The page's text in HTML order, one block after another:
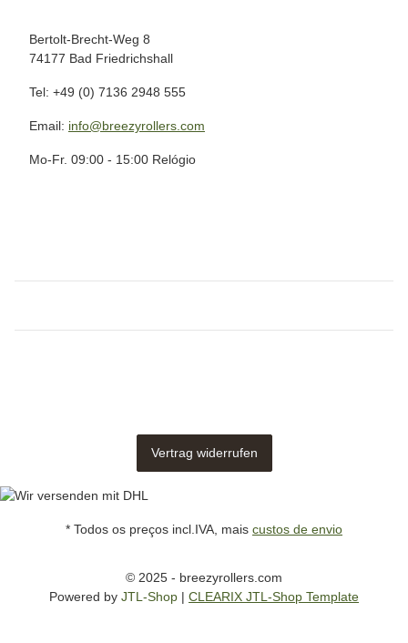
Bertolt-Brecht-Weg 8
74177 Bad Friedrichshall
Tel: +49 (0) 7136 2948 555
Email: info@breezyrollers.com
Mo-Fr. 09:00 - 15:00 Relógio
Vertrag widerrufen
* Todos os preços incl.IVA, mais custos de envio
© 2025 - breezyrollers.com
Powered by JTL-Shop | CLEARIX JTL-Shop Template